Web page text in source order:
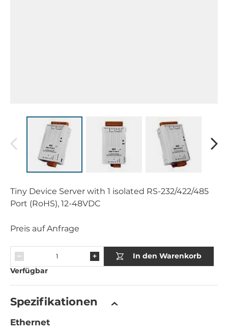
Tiny Device Server with 1 isolated RS-232/422/485
Port (RoHS), 12-48VDC
Preis auf Anfrage
In den Warenkorb
Verfügbar
Spezifikationen
Ethernet